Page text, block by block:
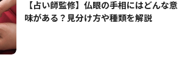
【占い師監修】仏眼の手相にはどんな意
味がある？見分け方や種類を解説